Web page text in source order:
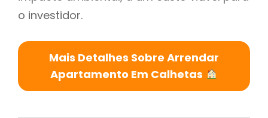
o investidor.
Mais Detalhes Sobre Arrendar
Apartamento Em Calhetas